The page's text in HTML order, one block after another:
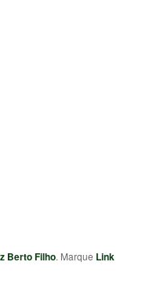
Berto Filho. Marque Link